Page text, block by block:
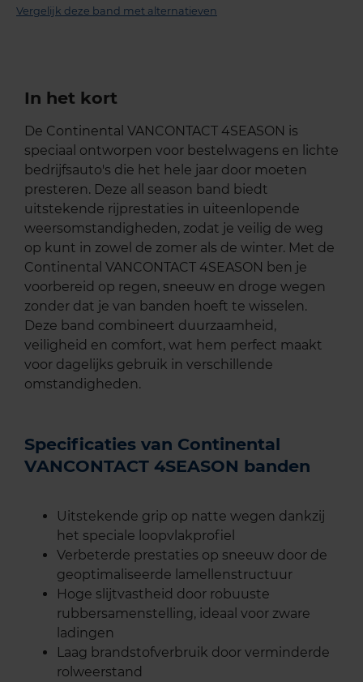
Vergelijk deze band met alternatieven
In het kort
De Continental VANCONTACT 4SEASON is
speciaal ontworpen voor bestelwagens en lichte
bedrijfsauto's die het hele jaar door moeten
presteren. Deze all season band biedt
uitstekende rijprestaties in uiteenlopende
weersomstandigheden, zodat je veilig de weg
op kunt in zowel de zomer als de winter. Met de
Continental VANCONTACT 4SEASON ben je
voorbereid op regen, sneeuw en droge wegen
zonder dat je van banden hoeft te wisselen.
Deze band combineert duurzaamheid,
veiligheid en comfort, wat hem perfect maakt
voor dagelijks gebruik in verschillende
omstandigheden.
Specificaties van Continental
VANCONTACT 4SEASON banden
Uitstekende grip op natte wegen dankzij
het speciale loopvlakprofiel
Verbeterde prestaties op sneeuw door de
geoptimaliseerde lamellenstructuur
Hoge slijtvastheid door robuuste
rubbersamenstelling, ideaal voor zware
ladingen
Laag brandstofverbruik door verminderde
rolweerstand